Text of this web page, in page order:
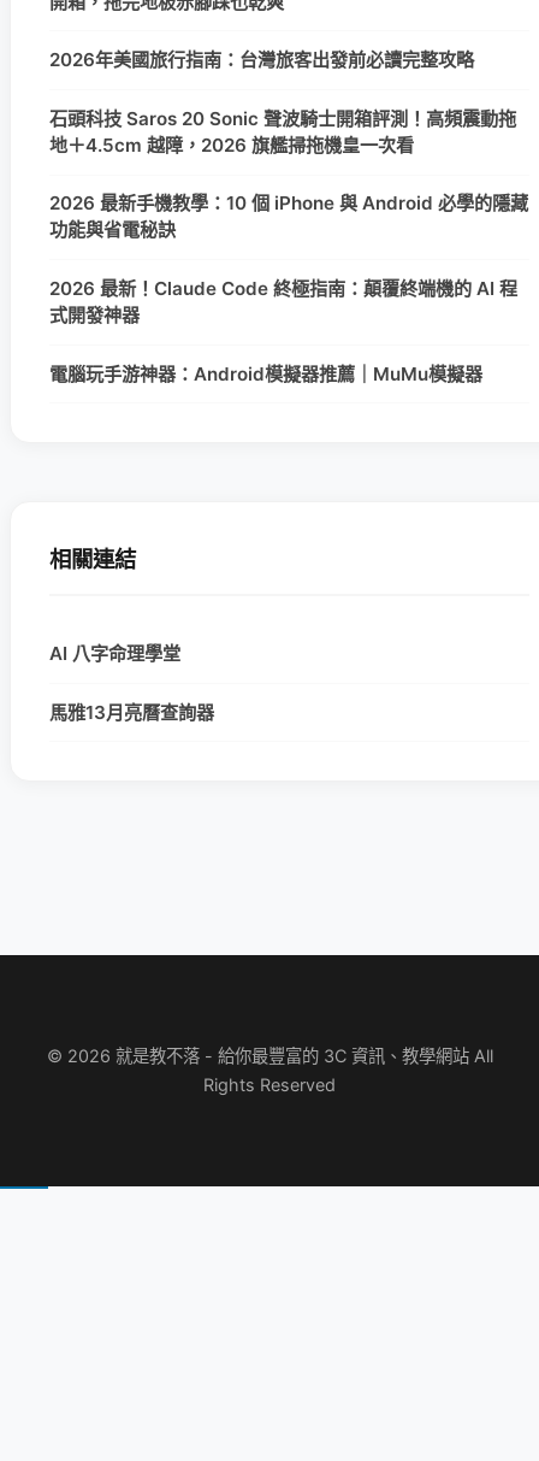
2026年美國旅行指南：台灣旅客出發前必讀完整攻略
石頭科技 Saros 20 Sonic 聲波騎士開箱評測！高頻震動拖
地＋4.5cm 越障，2026 旗艦掃拖機皇一次看
2026 最新手機教學：10 個 iPhone 與 Android 必學的隱藏
功能與省電秘訣
2026 最新！Claude Code 終極指南：顛覆終端機的 AI 程
式開發神器
電腦玩手游神器：Android模擬器推薦｜MuMu模擬器
相關連結
AI 八字命理學堂
馬雅13月亮曆查詢器
© 2026 就是教不落 - 給你最豐富的 3C 資訊、教學網站 All
Rights Reserved